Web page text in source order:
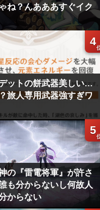
ね？んあああすぐイク
4
ットの餅武器美しい…
旅人専用武器強すぎワ
5
の『雷電将軍』が許さ
も分からないし何故人
からない